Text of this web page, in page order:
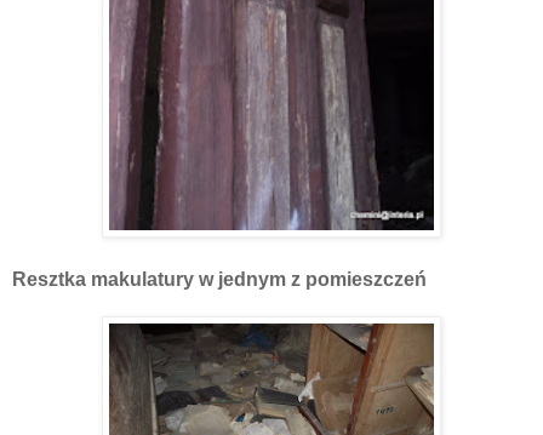
Resztka makulatury w jednym z pomieszczeń